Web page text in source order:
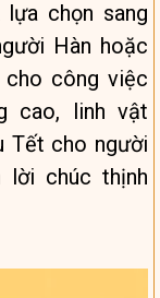
chọn sang
Hàn hoặc
cho công việc
cao, linh vật
Tết cho người
lời chúc thịnh